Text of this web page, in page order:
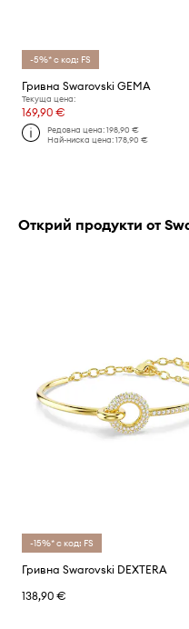
-5%* с код: FS
Гривна Swarovski GEMA
Текуща цена:
169,90 €
Редовна цена:198,90 €
Най-ниска цена:178,90 €
Открий продукти от
-15%* с код: FS
Гривна Swarovski DEXTERA
138,90 €